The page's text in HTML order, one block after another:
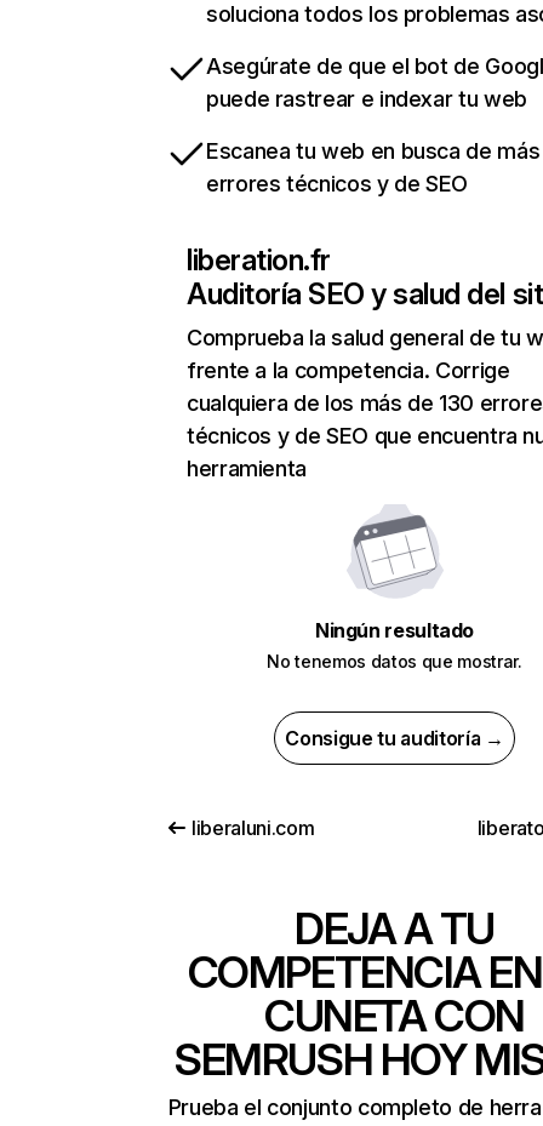
soluciona todos los problemas
Asegúrate de que el bot de
puede rastrear e indexar tu web
Escanea tu web en busca de
errores técnicos y de SEO
liberation.fr
Auditoría SEO y salud del
Comprueba la salud general de tu
frente a la competencia. Corrige
cualquiera de los más de 130
técnicos y de SEO que encuentra
herramienta
Ningún resultado
No tenemos datos que mostrar.
Consigue tu auditoría →
liberaluni.com
DEJA A TU
COMPETENCIA
CUNETA CON
SEMRUSH HOY
Prueba el conjunto completo de